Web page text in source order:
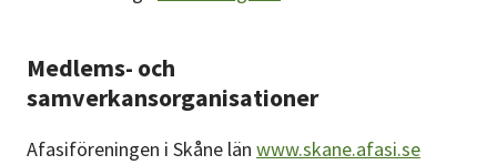
Medlems- och
samverkansorganisationer
Afasiföreningen i Skåne län www.skane.afasi.se